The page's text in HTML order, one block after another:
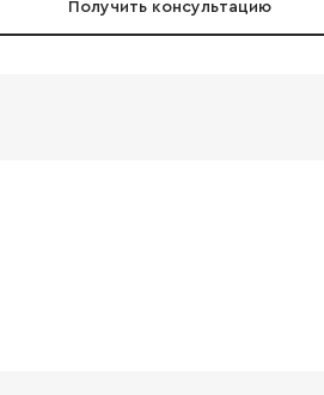
Получить консультацию